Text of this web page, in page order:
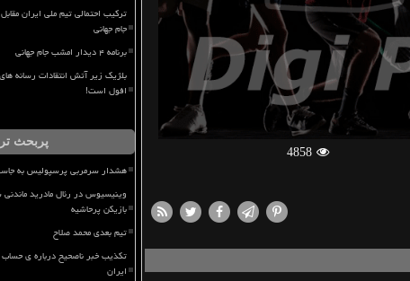
4858
ترکیب احتمالی تیم ملی ایران
جام جهانی
برنامه ۴ دیدار امشب جام جهانی
بلژیک زیر آتش انتقادات رسانه
افول است!
پربحث
هشدار سرمربی پرسپولیس به
وینیسیوس در رئال مادرید
بازیکن پرحاشیه
تیم بعدی محمد صلاح
تکذیب خبر ناصحیح درباره ی
ایران